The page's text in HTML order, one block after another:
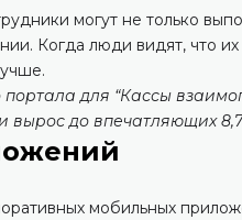
могут не только
Когда люди видят, что
для “Кассы
вырос до впечатляющих
мобильных